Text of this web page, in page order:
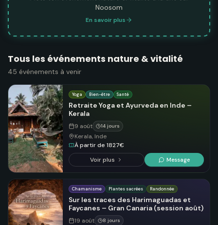
Noosom
En savoir plus
Tous les événements nature & vitalité
45 événements à venir
Yoga Bien-être Santé
Retraite Yoga et Ayurveda en Inde –
Kerala
9 août 14 jours
Kerala, Inde
À partir de 1827€
Voir plus
Message
Chamanisme Plantes sacrées Randonnée
Sur les traces des Harimaguadas et
Faycanes – Gran Canaria (session août)
19 août 8 jours